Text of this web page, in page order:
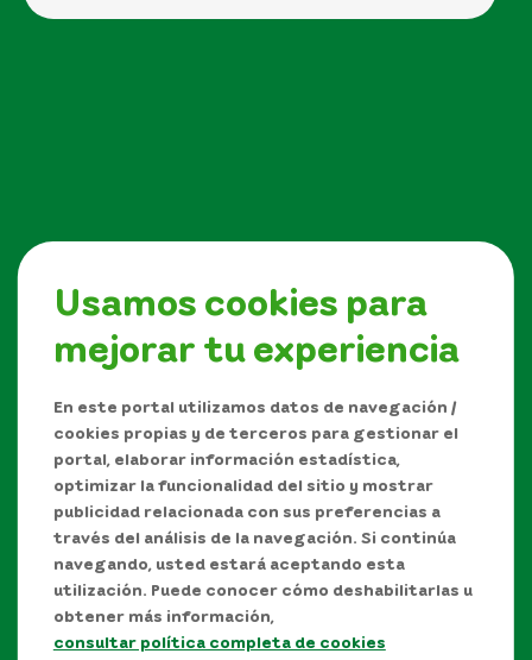
Usamos cookies para
mejorar tu experiencia
En este portal utilizamos datos de navegación /
cookies propias y de terceros para gestionar el
portal, elaborar información estadística,
optimizar la funcionalidad del sitio y mostrar
publicidad relacionada con sus preferencias a
través del análisis de la navegación. Si continúa
navegando, usted estará aceptando esta
utilización. Puede conocer cómo deshabilitarlas u
obtener más información,
consultar política completa de cookies
Síguenos en